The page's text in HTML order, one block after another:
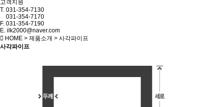
고객지원
T. 031-354-7130
031-354-7170
F. 031-354-7190
E. ilk2000@naver.com
HOME > 제품소개 > 사각파이프
사각파이프